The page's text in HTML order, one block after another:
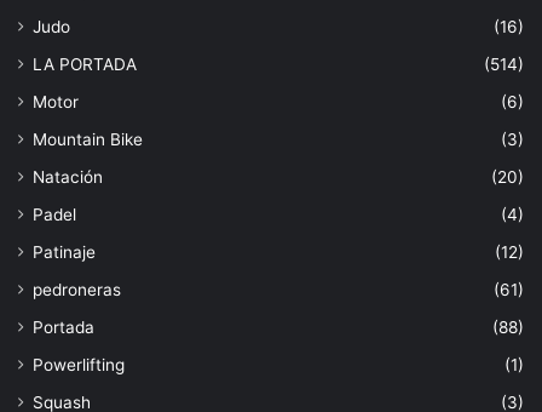
Judo
(16)
LA PORTADA
(514)
Motor
(6)
Mountain Bike
(3)
Natación
(20)
Padel
(4)
Patinaje
(12)
pedroneras
(61)
Portada
(88)
Powerlifting
(1)
Squash
(3)